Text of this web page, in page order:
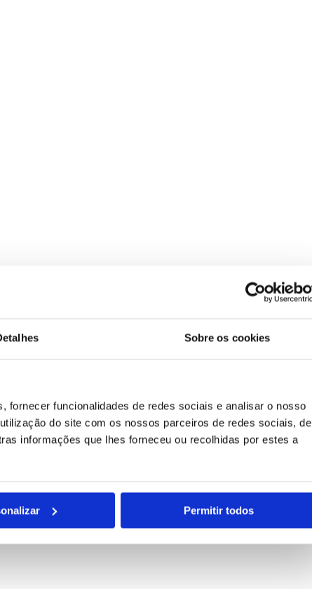
Sobre os cookies
fornecer funcionalidades de redes sociais e analisar o nosso
do site com os nossos parceiros de redes sociais, de
informações que lhes forneceu ou recolhidas por estes a
Permitir todos
única e exclusivamente por parte da Brindibérica.